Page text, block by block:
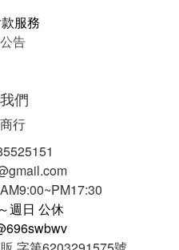
服務
告
們
行
週日 公休